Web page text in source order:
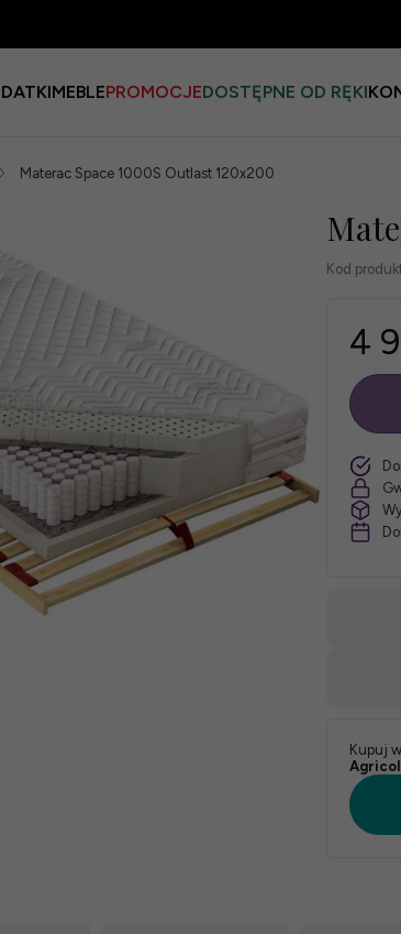
MEBLEPROMOCJEDOSTĘPNE OD RĘKI
Materac Space 1000S Outlast 120x200
Kod
4
szt.
Kupuj